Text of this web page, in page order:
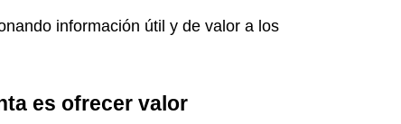
información útil y de valor a los
es ofrecer valor